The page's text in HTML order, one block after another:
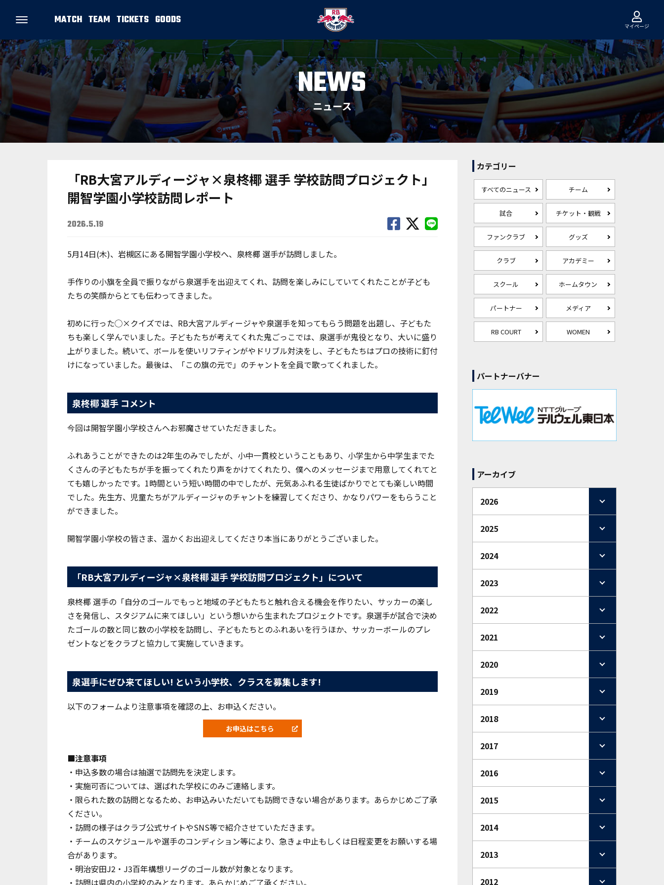
MATCH TEAM TICKETS GOODS マイページ
NEWS
ニュース
「RB大宮アルディージャ×泉柊椰 選手 学校訪問プロジェクト」
開智学園小学校訪問レポート
2026.5.19
5月14日(木)、岩槻区にある開智学園小学校へ、泉柊椰 選手が訪問しました。
手作りの小旗を全員で振りながら泉選手を出迎えてくれ、訪問を楽しみにしていてくれたことが子ども
たちの笑顔からとても伝わってきました。
初めに行った◯×クイズでは、RB大宮アルディージャや泉選手を知ってもらう問題を出題し、子どもた
ちも楽しく学んでいました。子どもたちが考えてくれた鬼ごっこでは、泉選手が鬼役となり、大いに盛り
上がりました。続いて、ボールを使いリフティンがやドリブル対決をし、子どもたちはプロの技術に釘付
けになっていました。最後は、「この旗の元で」のチャントを全員で歌ってくれました。
泉柊椰 選手 コメント
今回は開智学園小学校さんへお邪魔させていただきました。
ふれあうことができたのは2年生のみでしたが、小中一貫校ということもあり、小学生から中学生までた
くさんの子どもたちが手を振ってくれたり声をかけてくれたり、僕へのメッセージまで用意してくれてと
ても嬉しかったです。1時間という短い時間の中でしたが、元気あふれる生徒ばかりでとても楽しい時間
でした。先生方、児童たちがアルディージャのチャントを練習してくださり、かなりパワーをもらうこと
ができました。
開智学園小学校の皆さま、温かくお出迎えしてくださり本当にありがとうございました。
「RB大宮アルディージャ×泉柊椰 選手 学校訪問プロジェクト」について
泉柊椰 選手の「自分のゴールでもっと地域の子どもたちと触れ合える機会を作りたい、サッカーの楽し
さを発信し、スタジアムに来てほしい」という想いから生まれたプロジェクトです。泉選手が試合で決め
たゴールの数と同じ数の小学校を訪問し、子どもたちとのふれあいを行うほか、サッカーボールのプレ
ゼントなどをクラブと協力して実施していきます。
泉選手にぜひ来てほしい! という小学校、クラスを募集します!
以下のフォームより注意事項を確認の上、お申込ください。
お申込はこちら
■注意事項
・申込多数の場合は抽選で訪問先を決定します。
・実施可否については、選ばれた学校にのみご連絡します。
・限られた数の訪問となるため、お申込みいただいても訪問できない場合があります。あらかじめご了承
ください。
・訪問の様子はクラブ公式サイトやSNS等で紹介させていただきます。
・チームのスケジュールや選手のコンディション等により、急きょ中止もしくは日程変更をお願いする場
合があります。
・明治安田J2・J3百年構想リーグのゴール数が対象となります。
・訪問は県内の小学校のみとなります。あらかじめご了承ください。
カテゴリー
すべてのニュース チーム
試合 チケット・観戦
ファンクラブ グッズ
クラブ アカデミー
スクール ホームタウン
パートナー メディア
RB COURT WOMEN
パートナーバナー
アーカイブ
2026
2025
2024
2023
2022
2021
2020
2019
2018
2017
2016
2015
2014
2013
2012